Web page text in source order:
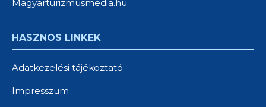
Magyarturizmusmedia.hu
HASZNOS LINKEK
Adatkezelési tájékoztató
Impresszum